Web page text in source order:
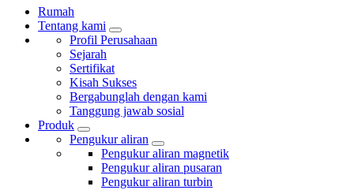
Rumah
Tentang kami
Profil Perusahaan
Sejarah
Sertifikat
Kisah Sukses
Bergabunglah dengan kami
Tanggung jawab sosial
Produk
Pengukur aliran
Pengukur aliran magnetik
Pengukur aliran pusaran
Pengukur aliran turbin